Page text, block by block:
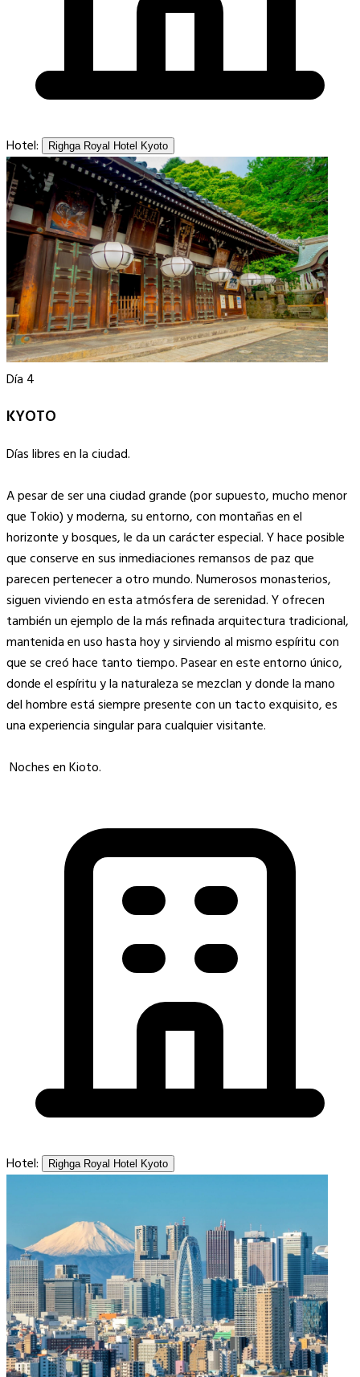
Hotel: Righga Royal Hotel Kyoto
Día 4
KYOTO
Días libres en la ciudad.
A pesar de ser una ciudad grande (por supuesto, mucho menor
que Tokio) y moderna, su entorno, con montañas en el
horizonte y bosques, le da un carácter especial. Y hace posible
que conserve en sus inmediaciones remansos de paz que
parecen pertenecer a otro mundo. Numerosos monasterios,
siguen viviendo en esta atmósfera de serenidad. Y ofrecen
también un ejemplo de la más refinada arquitectura tradicional,
mantenida en uso hasta hoy y sirviendo al mismo espíritu con
que se creó hace tanto tiempo. Pasear en este entorno único,
donde el espíritu y la naturaleza se mezclan y donde la mano
del hombre está siempre presente con un tacto exquisito, es
una experiencia singular para cualquier visitante.
Noches en Kioto.
Hotel: Righga Royal Hotel Kyoto